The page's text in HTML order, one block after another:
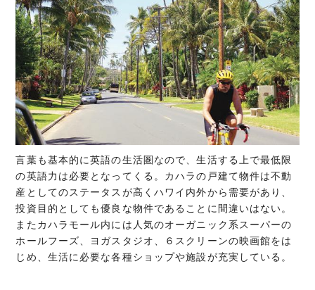
言葉も基本的に英語の生活圏なので、生活する上で最低限
の英語力は必要となってくる。カハラの戸建て物件は不動
産としてのステータスが高くハワイ内外から需要があり、
投資目的としても優良な物件であることに間違いはない。
またカハラモール内には人気のオーガニック系スーパーの
ホールフーズ、ヨガスタジオ、６スクリーンの映画館をは
じめ、生活に必要な各種ショップや施設が充実している。